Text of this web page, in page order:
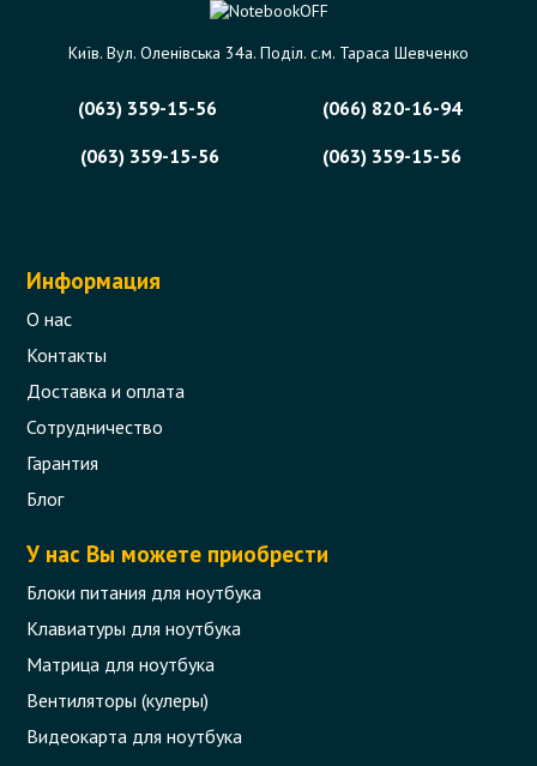
Київ. Вул. Оленівська 34а. Поділ. с.м. Тараса Шевченко
(063) 359-15-56
(066) 820-16-94
(063) 359-15-56
(063) 359-15-56
Информация
О нас
Контакты
Доставка и оплата
Сотрудничество
Гарантия
Блог
У нас Вы можете приобрести
Блоки питания для ноутбука
Клавиатуры для ноутбука
Матрица для ноутбука
Вентиляторы (кулеры)
Видеокарта для ноутбука